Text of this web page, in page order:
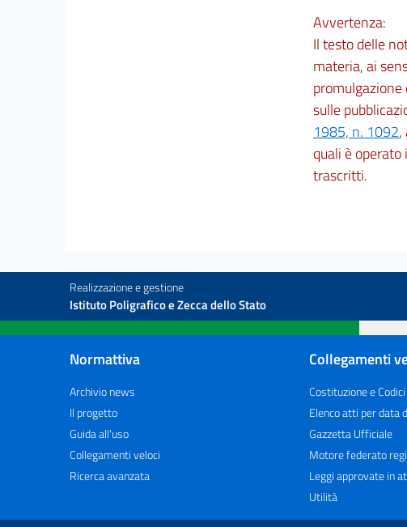
Avvertenza:
Il testo delle
materia, ai
sulle
1985, n. 1092,
quali è
trascritti.
Realizzazione e gestione
Istituto Poligrafico e Zecca dello Stato
Normattiva
Archivio news
Il progetto
Guida all'uso
Collegamenti veloci
Ricerca avanzata
Collegamenti
Costituzione e Codici
Elenco atti per data
Gazzetta Ufficiale
Motore federato
Leggi approvate in
Utilità